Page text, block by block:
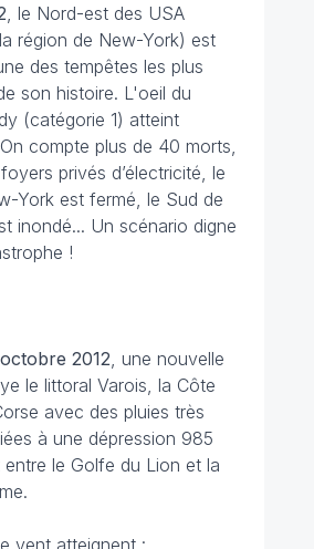
, le Nord-est des USA
région de New-York) est
des tempêtes les plus
son histoire. L'oeil du
(catégorie 1) atteint
compte plus de 40 morts,
privés d’électricité, le
York est fermé, le Sud de
inondé... Un scénario digne
!
2012 , une nouvelle
le littoral Varois, la Côte
avec des pluies très
à une dépression 985
le Golfe du Lion et la
vent atteignent :